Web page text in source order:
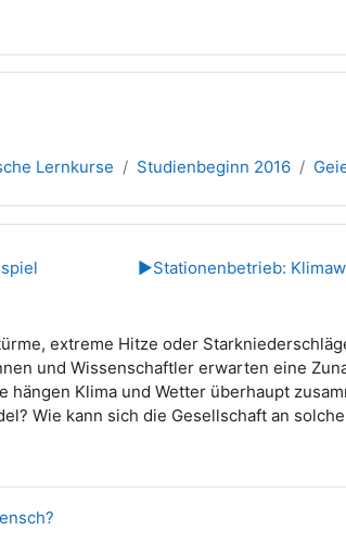
Lernkurse Studienbeginn 2016
▶︎Stationenbetrieb:
extreme Hitze oder
und Wissenschaftler erwarten eine
hängen Klima und Wetter überhaupt
Wie kann sich die Gesellschaft an
Textseite